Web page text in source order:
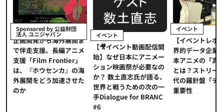
Sponsored by 公益財団
法人 ユニジャパン
企画開発から海外展開ま
で伴走支援。長編アニメ
支援「Film Frontier」
は、『ホウセンカ』の海
外展開をどう加速させた
のか
イベント
【🎥イベント動画配信開
始】なぜ日本にアニメー
ション映画祭が必要なの
か？ 数土直志氏が語る、
世界と戦うための次の一
手Dialogue for BRANC
#6
イベント
【イベントレポ
界的データ企業
本アニメの「真
とは？ストリー
代の羅針盤「デ
重要性